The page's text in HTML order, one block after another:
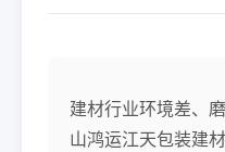
建材行业环境差、
山鸿运江天包装建